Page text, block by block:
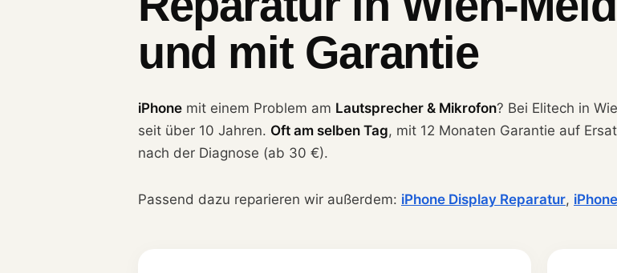
und mit Garantie
iPhone mit einem Problem am Lautsprecher & Mikrofon? Bei Elitech in
seit über 10 Jahren. Oft am selben Tag, mit 12 Monaten Garantie auf
nach der Diagnose (ab 30 €).
Passend dazu reparieren wir außerdem: iPhone Display Reparatur,